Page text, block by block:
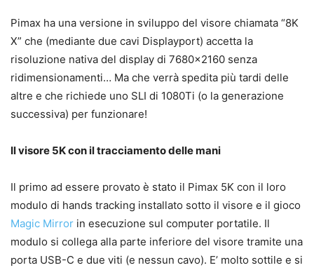
Pimax ha una versione in sviluppo del visore chiamata “8K
X” che (mediante due cavi Displayport) accetta la
risoluzione nativa del display di 7680×2160 senza
ridimensionamenti… Ma che verrà spedita più tardi delle
altre e che richiede uno SLI di 1080Ti (o la generazione
successiva) per funzionare!
Il visore 5K con il tracciamento delle mani
Il primo ad essere provato è stato il Pimax 5K con il loro
modulo di hands tracking installato sotto il visore e il gioco
Magic Mirror in esecuzione sul computer portatile. Il
modulo si collega alla parte inferiore del visore tramite una
porta USB-C e due viti (e nessun cavo). E’ molto sottile e si